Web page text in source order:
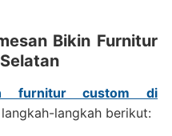
Bikin Furnitur
furnitur custom di
langkah berikut: